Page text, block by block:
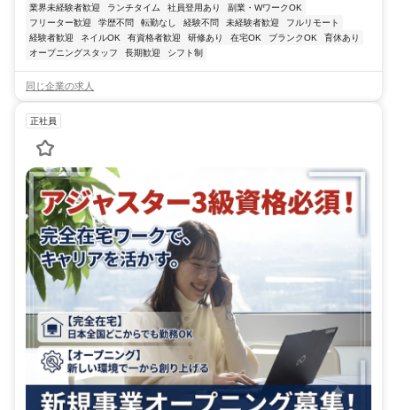
業界未経験者歓迎 ランチタイム 社員登用あり
副業・WワークOK
フリーター歓迎
学歴不問 転勤なし 経験不問 未経験者歓迎
フルリモート
経験者歓迎
ネイルOK 有資格者歓迎 研修あり 在宅OK ブランクOK
育休あり
オープニングスタッフ
長期歓迎 シフト制
同じ企業の求人
正社員